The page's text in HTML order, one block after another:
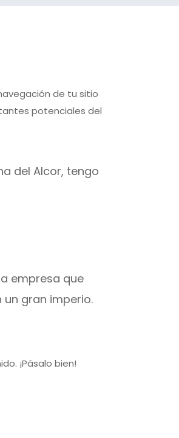
de tu sitio
potenciales del
del Alcor, tengo
empresa que
gran imperio.
¡Pásalo bien!